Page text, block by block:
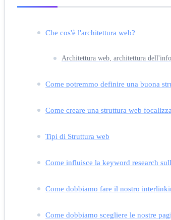
Che cos'è l'architettura web?
Architettura web, architettura
Come potremmo definire una buona
Come creare una struttura web
Tipi di Struttura web
Come influisce la keyword research
Come dobbiamo fare il nostro
Come dobbiamo scegliere le nostre